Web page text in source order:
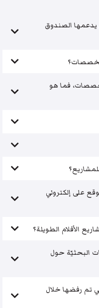
يدعمها الصندوق
فما هو
على إلكتروني
الأفلام الطويلة؟
البحثيّة حول
تم رفضها خلال